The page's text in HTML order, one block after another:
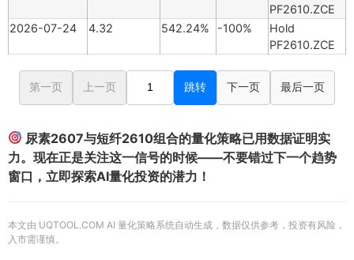
PF2610.ZCE
2026-07-24
4.32 542.24% -100%
Hold
PF2610.ZCE
第一页 上一页 跳转 下一页 最后一页
尿素2607与短纤2610组合的量化策略已用数据证明实
力。现在正是关注这一信号的时候——不要错过下一个趋势
窗口，立即探索AI量化投资的潜力！
本文由 UQTOOL.COM AI 量化策略系统自动生成，数据仅供参考，投资有风险，
入市需谨慎。